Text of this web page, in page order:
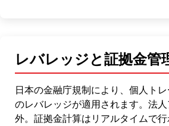
レバレッジと証拠金管
日本の金融庁規制により、個人ト
のレバレッジが適用されます。法
外。証拠金計算はリアルタイムで